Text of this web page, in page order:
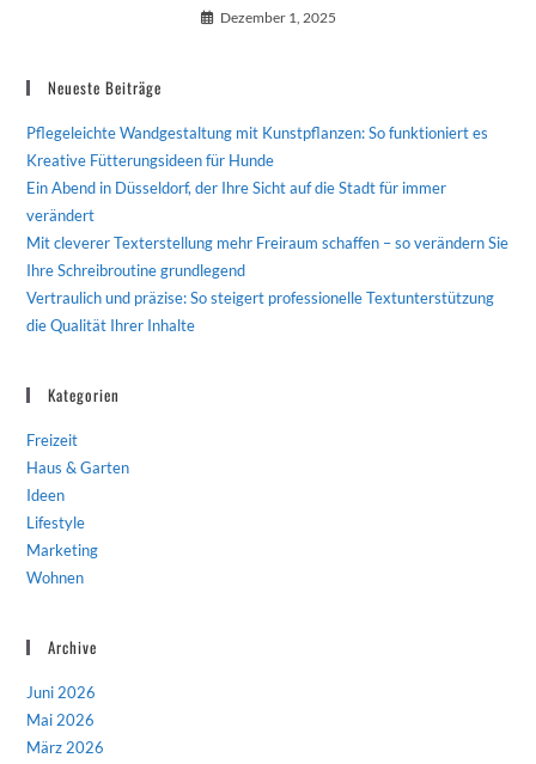
Dezember 1, 2025
Neueste Beiträge
Pflegeleichte Wandgestaltung mit Kunstpflanzen: So funktioniert es
Kreative Fütterungsideen für Hunde
Ein Abend in Düsseldorf, der Ihre Sicht auf die Stadt für immer
verändert
Mit cleverer Texterstellung mehr Freiraum schaffen – so verändern Sie
Ihre Schreibroutine grundlegend
Vertraulich und präzise: So steigert professionelle Textunterstützung
die Qualität Ihrer Inhalte
Kategorien
Freizeit
Haus & Garten
Ideen
Lifestyle
Marketing
Wohnen
Archive
Juni 2026
Mai 2026
März 2026